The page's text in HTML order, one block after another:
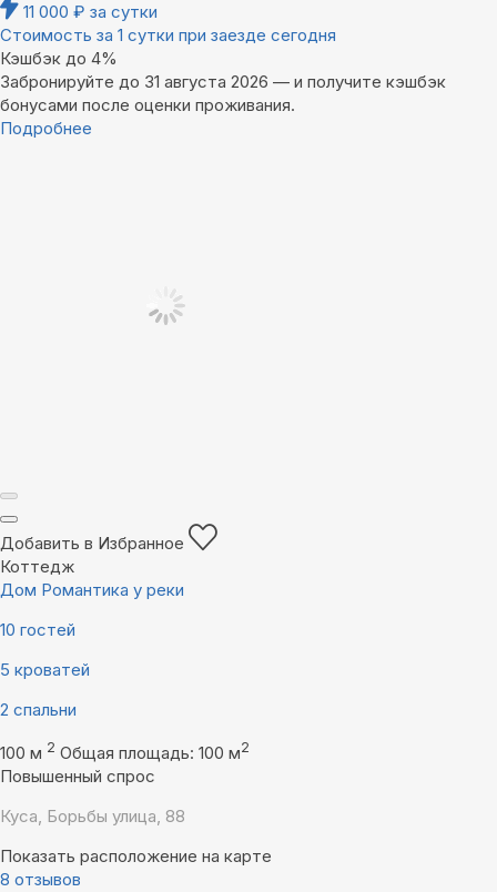
11 000 ₽ за сутки
Стоимость за 1 сутки при заезде сегодня
Кэшбэк до 4%
Забронируйте до 31 августа 2026 — и получите кэшбэк
бонусами после оценки проживания.
Подробнее
Добавить в Избранное
Коттедж
Дом Романтика у реки
10 гостей
5 кроватей
2 спальни
100 м 2 Общая площадь: 100 м2
Повышенный спрос
Куса, Борьбы улица, 88
Показать расположение на карте
8 отзывов